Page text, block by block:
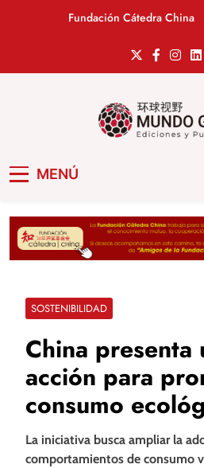
Fundación Cátedra China
MENÚ
SOSTENIBILIDAD
China presenta
acción para
consumo
La iniciativa busca ampliar la
comportamientos de consumo